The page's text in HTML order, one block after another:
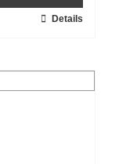
Details